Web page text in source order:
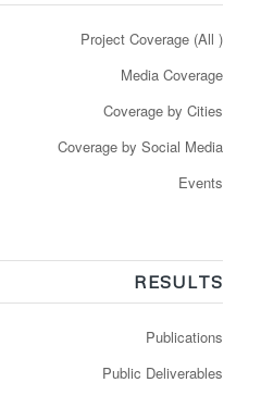
Project Coverage (All )
Media Coverage
Coverage by Cities
Coverage by Social Media
Events
RESULTS
Publications
Public Deliverables